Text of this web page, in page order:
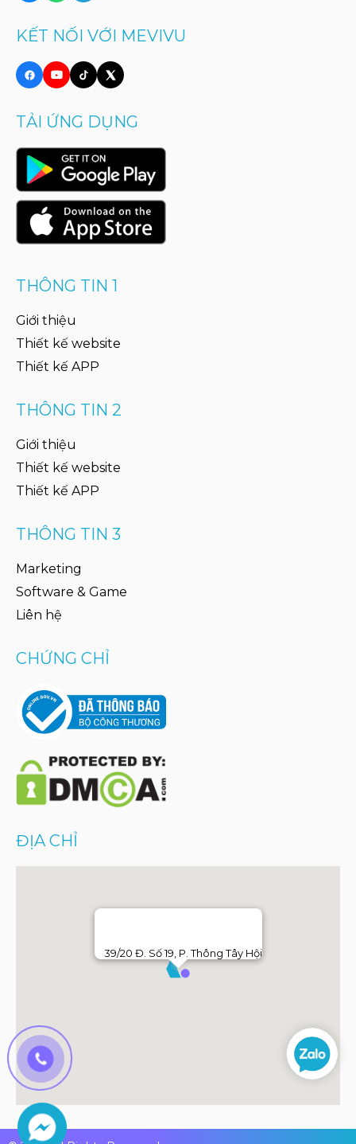
KẾT NỐI VỚI MEVIVU
TẢI ỨNG DỤNG
THÔNG TIN 1
Giới thiệu
Thiết kế website
Thiết kế APP
THÔNG TIN 2
Giới thiệu
Thiết kế website
Thiết kế APP
THÔNG TIN 3
Marketing
Software & Game
Liên hệ
CHỨNG CHỈ
ĐỊA CHỈ
39/20 Đ. Số 19, P. Thông Tây Hội